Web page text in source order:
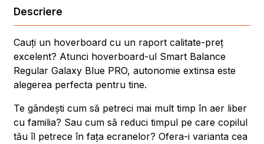
Descriere
Cauți un hoverboard cu un raport calitate-preț
excelent? Atunci hoverboard-ul Smart Balance
Regular Galaxy Blue PRO, autonomie extinsa este
alegerea perfecta pentru tine.
Te gândești cum să petreci mai mult timp în aer liber
cu familia? Sau cum să reduci timpul pe care copilul
tău îl petrece în fața ecranelor? Ofera-i varianta cea